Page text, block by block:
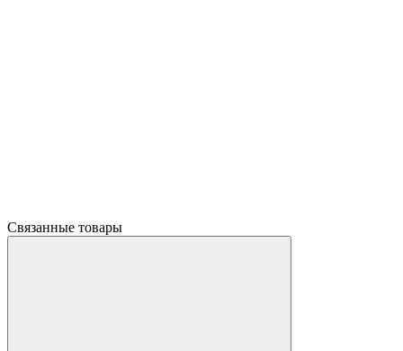
Связанные товары